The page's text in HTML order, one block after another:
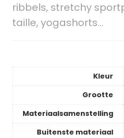
ribbels, stretchy
taille, yogashorts…
Kleur
Grootte
Materiaalsamenstelling
Buitenste materiaal